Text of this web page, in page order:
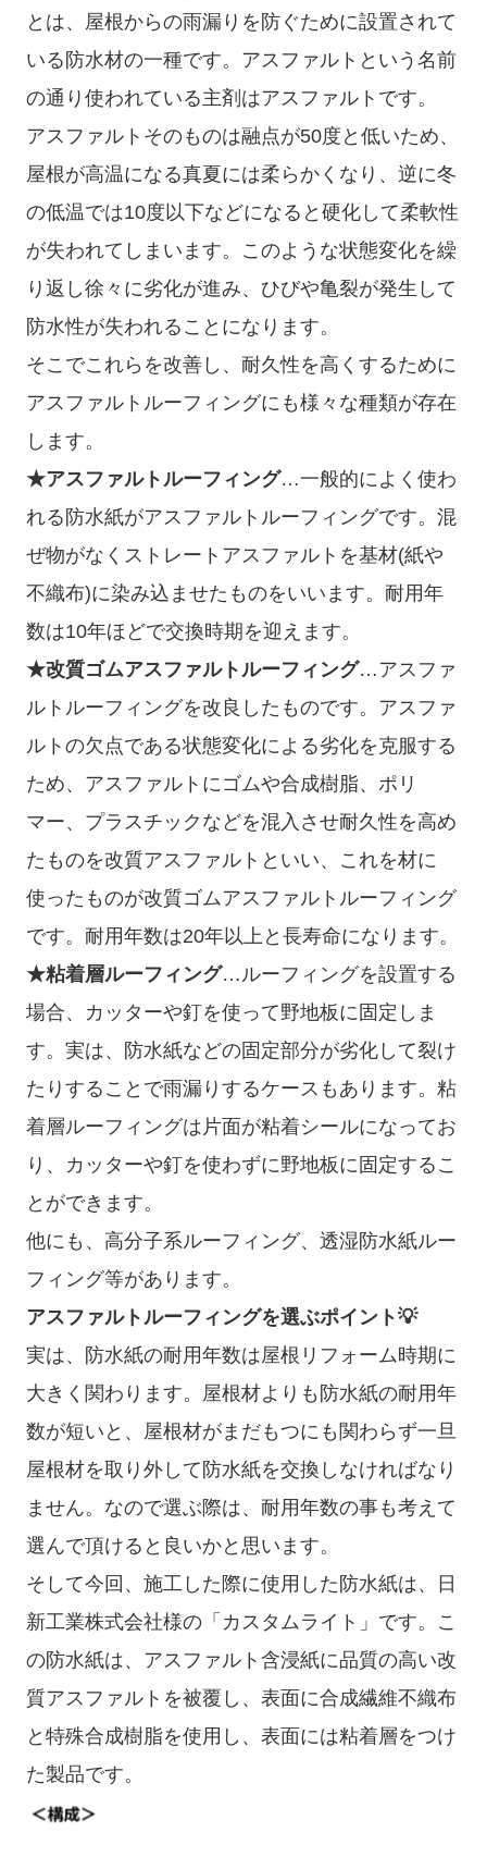
とは、屋根からの雨漏りを防ぐために設置されて
いる防水材の一種です。アスファルトという名前
の通り使われている主剤はアスファルトです。
アスファルトそのものは融点が50度と低いため、
屋根が高温になる真夏には柔らかくなり、逆に冬
の低温では10度以下などになると硬化して柔軟性
が失われてしまいます。このような状態変化を繰
り返し徐々に劣化が進み、ひびや亀裂が発生して
防水性が失われることになります。
そこでこれらを改善し、耐久性を高くするために
アスファルトルーフィングにも様々な種類が存在
します。
★アスファルトルーフィング…一般的によく使わ
れる防水紙がアスファルトルーフィングです。混
ぜ物がなくストレートアスファルトを基材(紙や
不織布)に染み込ませたものをいいます。耐用年
数は10年ほどで交換時期を迎えます。
★改質ゴムアスファルトルーフィング…アスファ
ルトルーフィングを改良したものです。アスファ
ルトの欠点である状態変化による劣化を克服する
ため、アスファルトにゴムや合成樹脂、ポリ
マー、プラスチックなどを混入させ耐久性を高め
たものを改質アスファルトといい、これを材に
使ったものが改質ゴムアスファルトルーフィング
です。耐用年数は20年以上と長寿命になります。
★粘着層ルーフィング…ルーフィングを設置する
場合、カッターや釘を使って野地板に固定しま
す。実は、防水紙などの固定部分が劣化して裂け
たりすることで雨漏りするケースもあります。粘
着層ルーフィングは片面が粘着シールになってお
り、カッターや釘を使わずに野地板に固定するこ
とができます。
他にも、高分子系ルーフィング、透湿防水紙ルー
フィング等があります。
アスファルトルーフィングを選ぶポイント💡
実は、防水紙の耐用年数は屋根リフォーム時期に
大きく関わります。屋根材よりも防水紙の耐用年
数が短いと、屋根材がまだもつにも関わらず一旦
屋根材を取り外して防水紙を交換しなければなり
ません。なので選ぶ際は、耐用年数の事も考えて
選んで頂けると良いかと思います。
そして今回、施工した際に使用した防水紙は、日
新工業株式会社様の「カスタムライト」です。こ
の防水紙は、アスファルト含浸紙に品質の高い改
質アスファルトを被覆し、表面に合成繊維不織布
と特殊合成樹脂を使用し、表面には粘着層をつけ
た製品です。